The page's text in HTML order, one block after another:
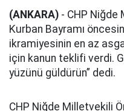
(ANKARA) - CHP Niğde
Kurban Bayramı
ikramiyesinin en az
için kanun teklifi verdi.
yüzünü güldürün” dedi.
CHP Niğde Milletvekili